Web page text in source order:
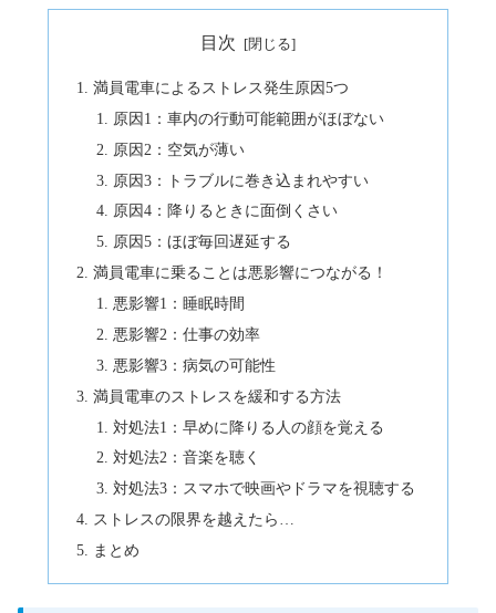
目次
満員電車によるストレス発生原因5つ
原因1：車内の行動可能範囲がほぼない
原因2：空気が薄い
原因3：トラブルに巻き込まれやすい
原因4：降りるときに面倒くさい
原因5：ほぼ毎回遅延する
満員電車に乗ることは悪影響につながる！
悪影響1：睡眠時間
悪影響2：仕事の効率
悪影響3：病気の可能性
満員電車のストレスを緩和する方法
対処法1：早めに降りる人の顔を覚える
対処法2：音楽を聴く
対処法3：スマホで映画やドラマを視聴する
ストレスの限界を越えたら…
まとめ